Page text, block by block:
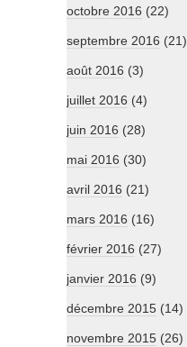
octobre 2016 (22)
septembre 2016 (21)
août 2016 (3)
juillet 2016 (4)
juin 2016 (28)
mai 2016 (30)
avril 2016 (21)
mars 2016 (16)
février 2016 (27)
janvier 2016 (9)
décembre 2015 (14)
novembre 2015 (26)